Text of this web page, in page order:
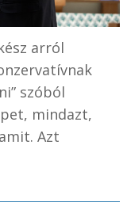
arról
szóból
mindazt,
Azt